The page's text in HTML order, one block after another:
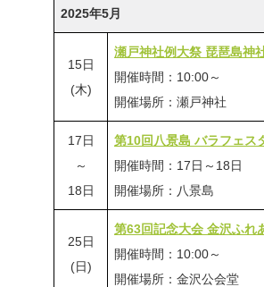
2025年5月
15日
(木)
瀬戸神社例大祭 琵琶島神
開催時間：10:00～
開催場所：瀬戸神社
17日
～
18日
第10回八景島 バラフェス
開催時間：17日～18日
開催場所：八景島
25日
(日)
第63回記念大会 金沢ふれ
開催時間：10:00～
開催場所：金沢公会堂